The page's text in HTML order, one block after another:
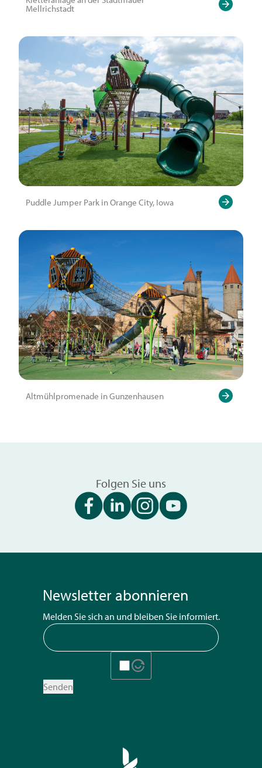
Mellrichstadt
Puddle Jumper Park in Orange City, Iowa
Altmühlpromenade in Gunzenhausen
Folgen Sie uns
Newsletter abonnieren
Melden Sie sich an und bleiben Sie informiert.
Senden